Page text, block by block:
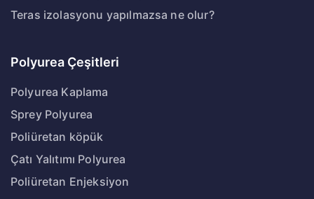
Teras izolasyonu yapılmazsa ne olur?
Polyurea Çeşitleri
Polyurea Kaplama
Sprey Polyurea
Poliüretan köpük
Çatı Yalıtımı Polyurea
Poliüretan Enjeksiyon